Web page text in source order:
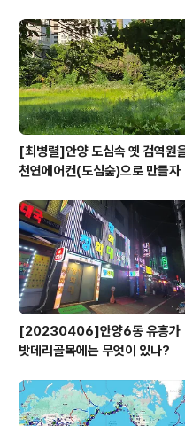
[최병렬]안양 도심속 옛 검역원
천연에어컨(도심숲)으로 만들자
[20230406]안양6동 유흥가
밧데리골목에는 무엇이 있나?